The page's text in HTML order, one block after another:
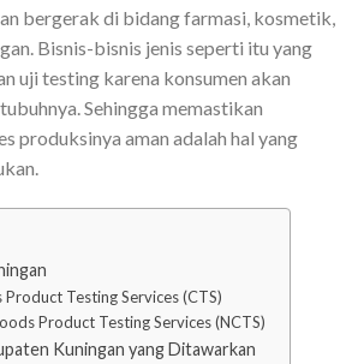
bergerak di bidang farmasi, kosmetik,
Bisnis-bisnis jenis seperti itu yang
uji testing karena konsumen akan
Sehingga memastikan
produksinya aman adalah hal yang
Testing Services (CTS)
Product Testing Services (NCTS)
Kuningan yang Ditawarkan